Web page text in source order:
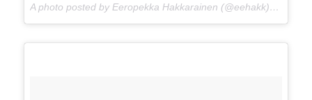
A photo posted by Eeropekka Hakkarainen (@eehakk) on